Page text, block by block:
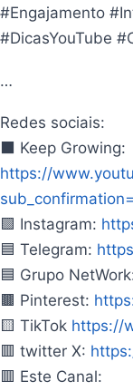
#Engajamento
#DicasYouTube
…
Redes sociais:
⬛ Keep Growing:
https://
🟪 Instagram:
🟦 Telegram:
🟦 Grupo
🟫 Pinterest:
🟨 TikTok https://
🟥 twitter X:
🟥 Este Canal: